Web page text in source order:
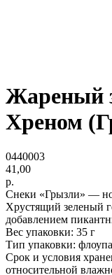
Жареный
Хреном
0440003
41,00
р.
Снеки «Грызли» —
Хрустящий зеленый
добавлением
Вес упаковки: 35 г
Тип упаковки:
Срок и условия
относительной